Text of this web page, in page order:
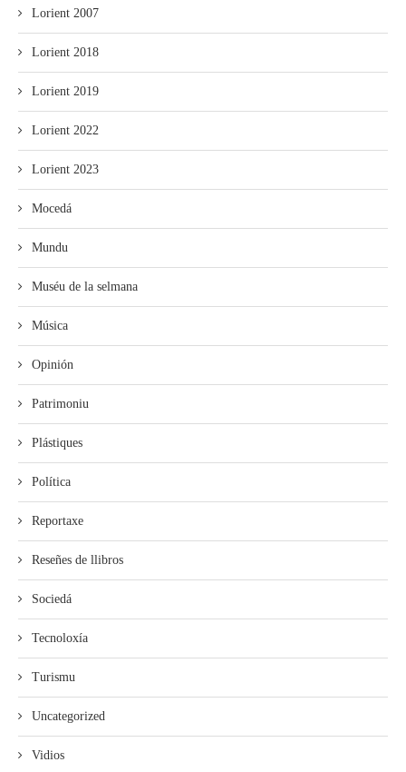
Lorient 2007
Lorient 2018
Lorient 2019
Lorient 2022
Lorient 2023
Mocedá
Mundu
Muséu de la selmana
Música
Opinión
Patrimoniu
Plástiques
Política
Reportaxe
Reseñes de llibros
Sociedá
Tecnoloxía
Turismu
Uncategorized
Vidios